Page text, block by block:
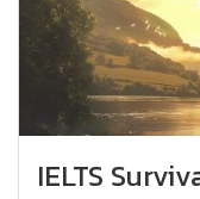
IELTS